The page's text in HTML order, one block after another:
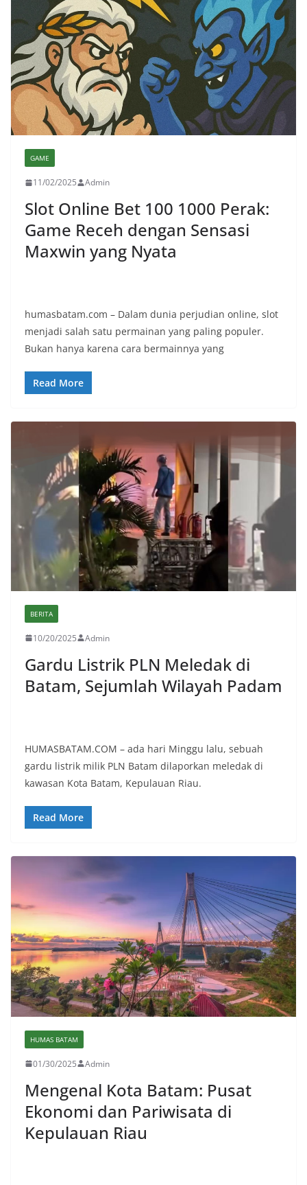
GAME
11/02/2025 Admin
Slot Online Bet 100 1000 Perak:
Game Receh dengan Sensasi
Maxwin yang Nyata
humasbatam.com – Dalam dunia perjudian online, slot
menjadi salah satu permainan yang paling populer.
Bukan hanya karena cara bermainnya yang
Read More
BERITA
10/20/2025 Admin
Gardu Listrik PLN Meledak di
Batam, Sejumlah Wilayah Padam
HUMASBATAM.COM – ada hari Minggu lalu, sebuah
gardu listrik milik PLN Batam dilaporkan meledak di
kawasan Kota Batam, Kepulauan Riau.
Read More
HUMAS BATAM
01/30/2025 Admin
Mengenal Kota Batam: Pusat
Ekonomi dan Pariwisata di
Kepulauan Riau